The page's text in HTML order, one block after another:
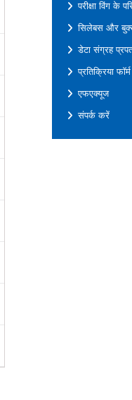
परीक्षा विंग के
सिलेबस और
डेटा संग्रह
प्रतिक्रिया फॉर्म
एफएक्यूज
संपर्क करें